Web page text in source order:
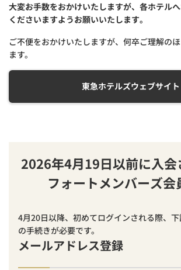
大変お手数をおかけいたしますが、各ホテル
くださいますようお願いいたします。
ご不便をおかけいたしますが、何卒ご理解の
ます。
東急ホテルズウェブサイト
2026年4月19日以前に入会
フォートメンバーズ会
4月20日以降、初めてログインされる際、
の手続きが必要です。
メールアドレス登録